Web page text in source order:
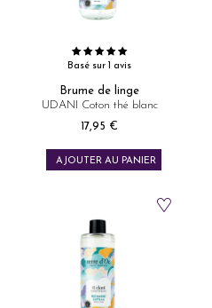
Basé sur 1 avis
Brume de linge
UDANI Coton thé blanc
Prix
17,95 €
AJOUTER AU PANIER